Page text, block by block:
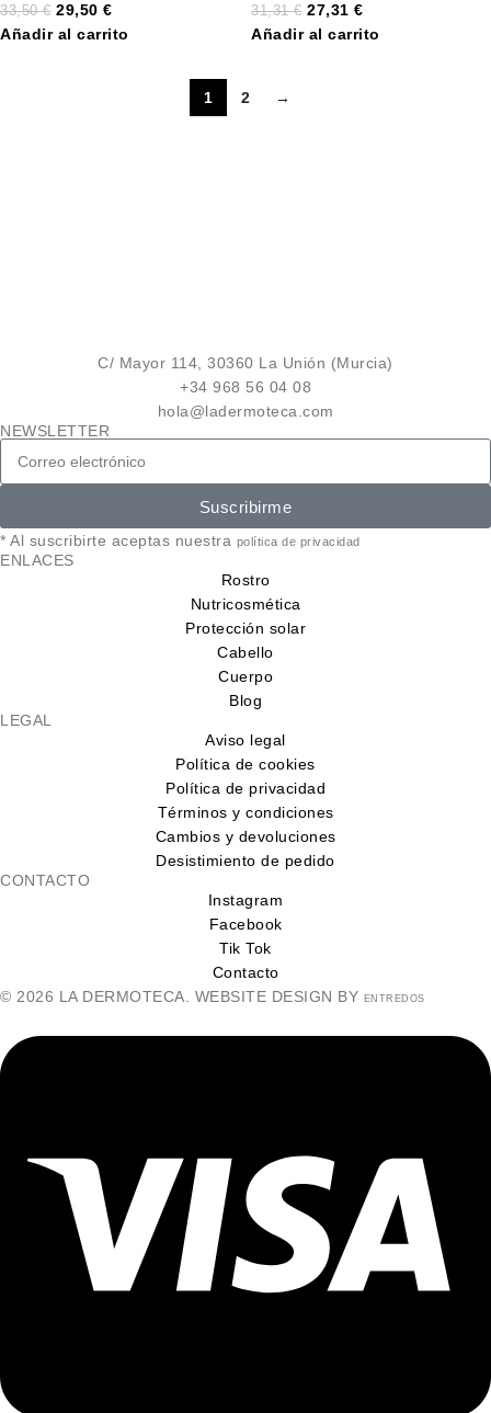
33,50€ 29,50 €
Añadir al carrito
31,31€ 27,31 €
Añadir al carrito
1 2 →
C/ Mayor 114, 30360 La Unión (Murcia)
+34 968 56 04 08
hola@ladermoteca.com
NEWSLETTER
Suscribirme
* Al suscribirte aceptas nuestra política de privacidad
ENLACES
Rostro
Nutricosmética
Protección solar
Cabello
Cuerpo
Blog
LEGAL
Aviso legal
Política de cookies
Política de privacidad
Términos y condiciones
Cambios y devoluciones
Desistimiento de pedido
CONTACTO
Instagram
Facebook
Tik Tok
Contacto
© 2026 LA DERMOTECA. WEBSITE DESIGN BY ENTREDOS